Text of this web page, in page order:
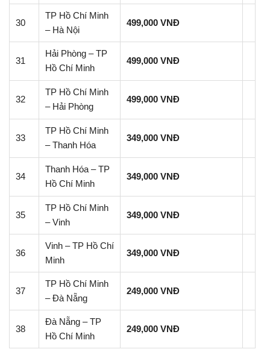
30
TP Hồ Chí Minh
– Hà Nội
499,000 VNĐ
31
Hải Phòng – TP
Hồ Chí Minh
499,000 VNĐ
32
TP Hồ Chí Minh
– Hải Phòng
499,000 VNĐ
33
TP Hồ Chí Minh
– Thanh Hóa
349,000 VNĐ
34
Thanh Hóa – TP
Hồ Chí Minh
349,000 VNĐ
35
TP Hồ Chí Minh
– Vinh
349,000 VNĐ
36
Vinh – TP Hồ Chí
Minh
349,000 VNĐ
37
TP Hồ Chí Minh
– Đà Nẵng
249,000 VNĐ
38
Đà Nẵng – TP
Hồ Chí Minh
249,000 VNĐ